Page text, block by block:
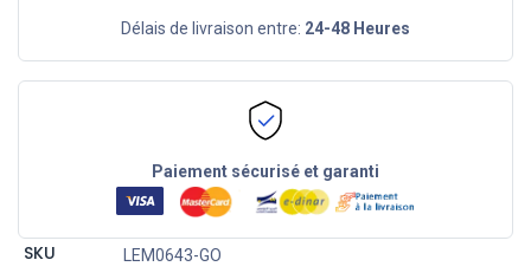
Délais de livraison entre: 24-48 Heures
Paiement sécurisé et garanti
SKU LEM0643-GO